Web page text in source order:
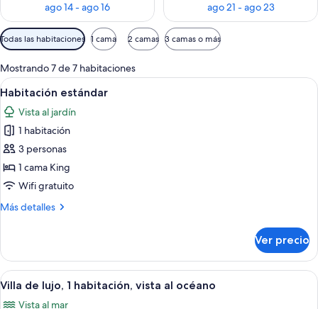
ago 14 - ago 16
ago 21 - ago 23
Filtros
disponibles
para
las
habitaciones
Todas las habitaciones 1 cama 2 camas 3 camas o más
Mostrando 7 de 7 habitaciones
Abrir
todas
las
fotos
de
Habitación
estándar
Un dormitorio con cama, escritorio,
4
Habitación estándar
Vista al jardín
1 habitación
3 personas
1 cama King
Wifi gratuito
Más detalles
Más
estándar
Ver precio
Abrir
todas
Habitación de hotel con una cama
5
Villa de lujo, 1 habitación, vista al océano
Vista al mar